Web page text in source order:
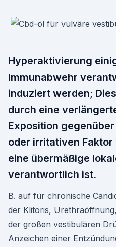
Hyperaktivierung
Immunabwehr
induziert werden;
durch eine
Exposition
oder irritativen
eine übermäßige
verantwortlich ist.
B. auf für chronische
der Klitoris,
der großen vestibulären
Anzeichen einer